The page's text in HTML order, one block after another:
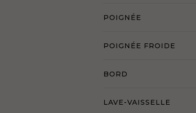
POIGNÉE
POIGNÉE FROIDE
BORD
LAVE-VAISSELLE